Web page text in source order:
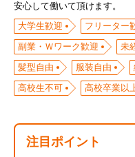
大学生歓迎
フリーター
副業・Ｗワーク歓迎
未
髪型自由
服装自由
高校生不可
高校卒業以
注目ポイント